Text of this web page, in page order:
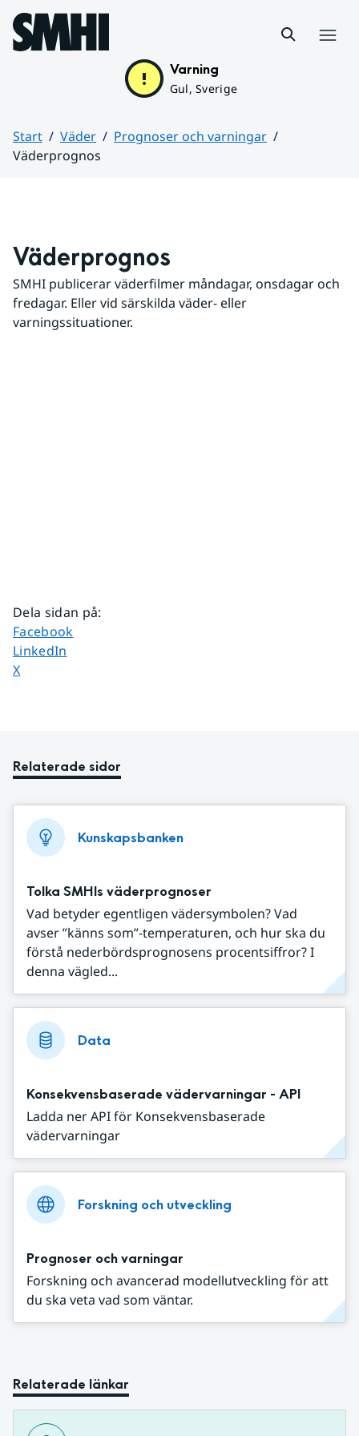
Hoppa till sidans innehåll
Varning
Gul, Sverige
Start Väder
Prognoser och varningar
Väderprognos
Väderprognos
SMHI publicerar väderfilmer måndagar, onsdagar och
fredagar. Eller vid särskilda väder- eller
varningssituationer.
Dela sidan på:
Dela sidan på
Facebook
Dela sidan på
LinkedIn
Dela sidan på
X
Relaterade sidor
Kunskapsbanken
Tolka SMHIs väderprognoser
Vad betyder egentligen vädersymbolen? Vad
avser ”känns som”-temperaturen, och hur ska du
förstå nederbördsprognosens procentsiffror? I
denna vägled...
Data
Konsekvensbaserade vädervarningar - API
Ladda ner API för Konsekvensbaserade
vädervarningar
Forskning och utveckling
Prognoser och varningar
Forskning och avancerad modellutveckling för att
du ska veta vad som väntar.
Relaterade länkar